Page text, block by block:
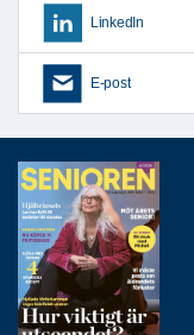
LinkedIn
E-post